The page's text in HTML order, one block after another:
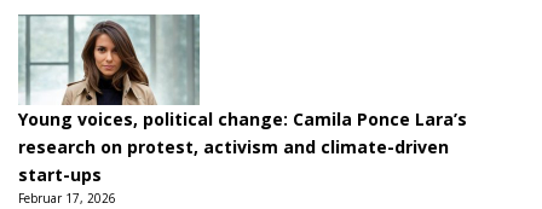
Young voices, political change: Camila Ponce Lara’s
research on protest, activism and climate-driven
start-ups
Februar 17, 2026